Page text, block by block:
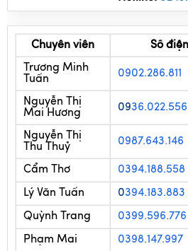
Chuyên viên
Tuấn
0902.286.811
Nguyễn Thị
Mai Hương
0936.022.556
Nguyễn Thị
Thu Thuỷ
0987.643.146
Cẩm Thơ 0394.188.558
Lý Văn Tuấn 0394.183.883
Quỳnh Trang 0399.596.776